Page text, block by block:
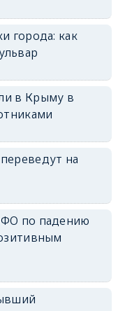
города: как
в Крыму в
на
по падению